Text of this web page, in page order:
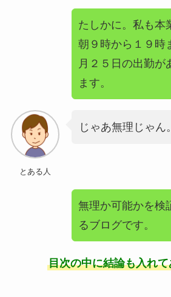
たしかに。私も本
朝９時から１９時
月２５日の出勤が
ます。
とある人
じゃあ無理じゃん。
無理か可能かを検
るブログです。
目次の中に結論も入れ